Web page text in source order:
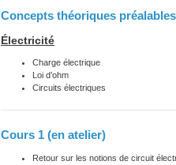
Concepts théoriques préalables
Électricité
Charge électrique
Loi d’ohm
Circuits électriques
Cours 1 (en atelier)
Retour sur les notions de circuit